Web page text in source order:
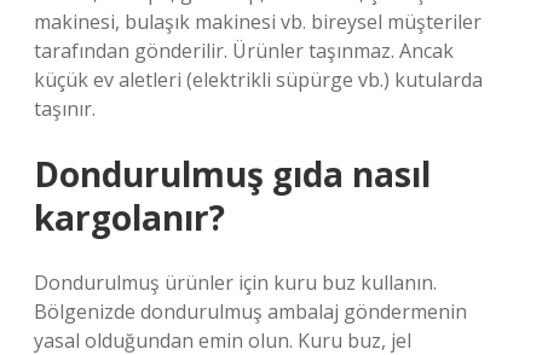
makinesi, bulaşık makinesi vb. bireysel müşteriler
tarafından gönderilir. Ürünler taşınmaz. Ancak
küçük ev aletleri (elektrikli süpürge vb.) kutularda
taşınır.
Dondurulmuş gıda nasıl
kargolanır?
Dondurulmuş ürünler için kuru buz kullanın.
Bölgenizde dondurulmuş ambalaj göndermenin
yasal olduğundan emin olun. Kuru buz, jel